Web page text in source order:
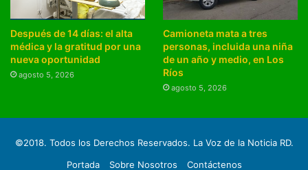
Después de 14 días: el alta
médica y la gratitud por una
nueva oportunidad
agosto 5, 2026
Camioneta mata a tres
personas, incluida una niña
de un año y medio, en Los
Ríos
agosto 5, 2026
©2018. Todos los Derechos Reservados. La Voz de la Noticia RD.
Portada
Sobre Nosotros Contáctenos